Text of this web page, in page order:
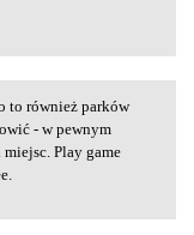
to to
to również parków
- w pewnym
Play game